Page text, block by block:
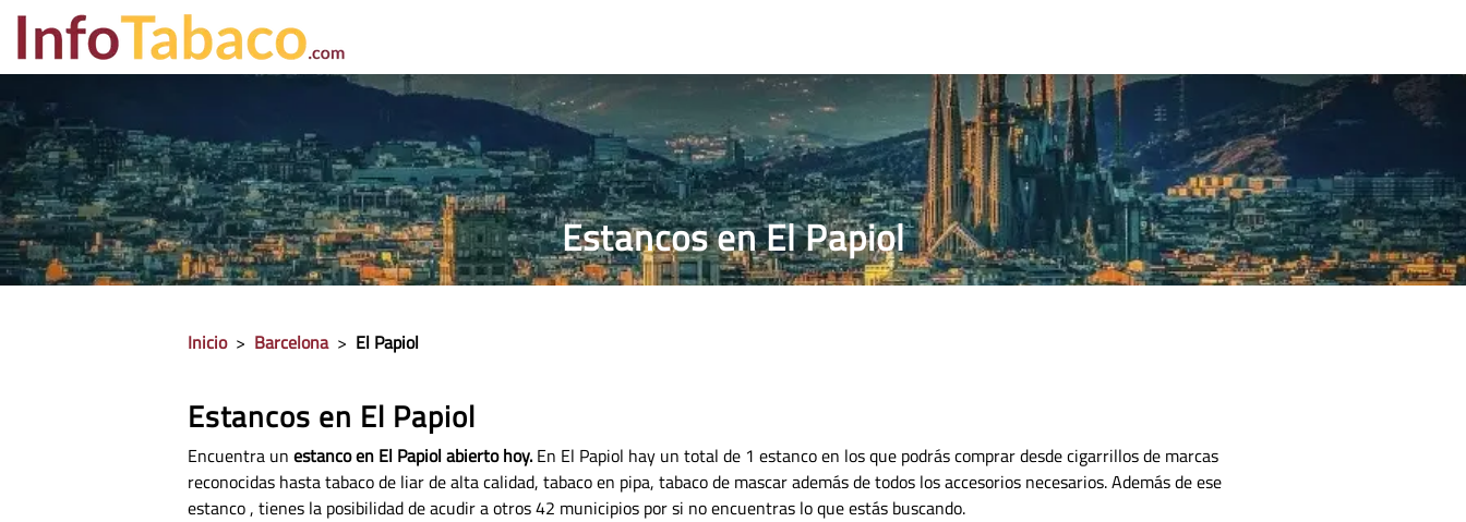
Estancos en El Papiol
Inicio > Barcelona > El Papiol
Estancos en El Papiol
Encuentra un estanco en El Papiol abierto hoy. En El Papiol hay un total de 1 estanco en los que podrás comprar desde cigarrillos de marcas
reconocidas hasta tabaco de liar de alta calidad, tabaco en pipa, tabaco de mascar además de todos los accesorios necesarios.Además de ese
estanco , tienes la posibilidad de acudir a otros 42 municipios por si no encuentras lo que estás buscando.